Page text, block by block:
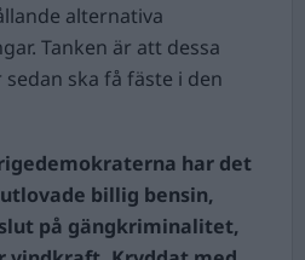
alternativa
Tanken är att dessa
ska få fäste i den
har det
billig bensin,
på gängkriminalitet,